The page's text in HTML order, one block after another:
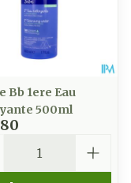
Bb 1ere Eau
500ml